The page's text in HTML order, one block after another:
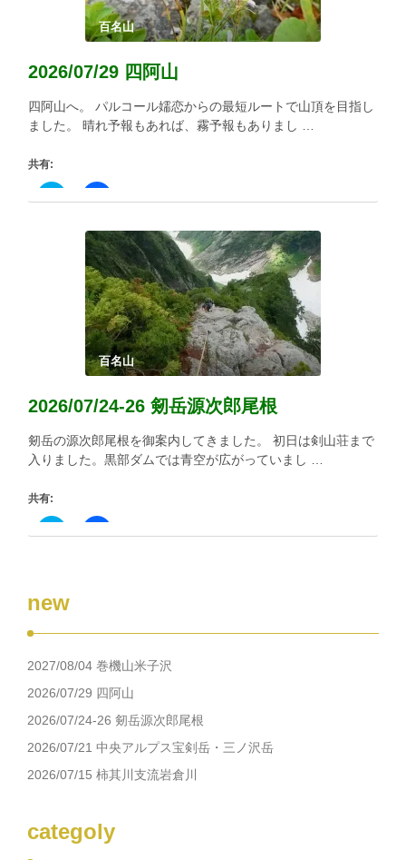
で
開
ま
て
く
だ
(新
し
ウ
ィ
ン
き
ま
百名山
2026/07/29 四阿山
四阿山へ。 パルコール嬬恋からの最短ルートで山頂を目指し
ました。 晴れ予報もあれば、霧予報もありまし …
共有:
ク
リ
Twitter
で
開
ま
す)
Facebook
で
有
す
る
に
は
ク
リ
ッ
ク
し
て
く
だ
(新
し
ウ
ィ
ン
き
ま
百名山
2026/07/24-26 剱岳源次郎尾根
剱岳の源次郎尾根を御案内してきました。 初日は剣山荘まで
入りました。黒部ダムでは青空が広がっていまし …
共有:
ク
リ
Twitter
で
有
し
い
ィ
ド
ウ
で
開
ま
Facebook
で
リ
ク
し
く
だ
さ
い
(新
し
ウ
で
開
new
2027/08/04 巻機山米子沢
2026/07/29 四阿山
2026/07/24-26 剱岳源次郎尾根
2026/07/21 中央アルプス宝剣岳・三ノ沢岳
2026/07/15 柿其川支流岩倉川
categoly